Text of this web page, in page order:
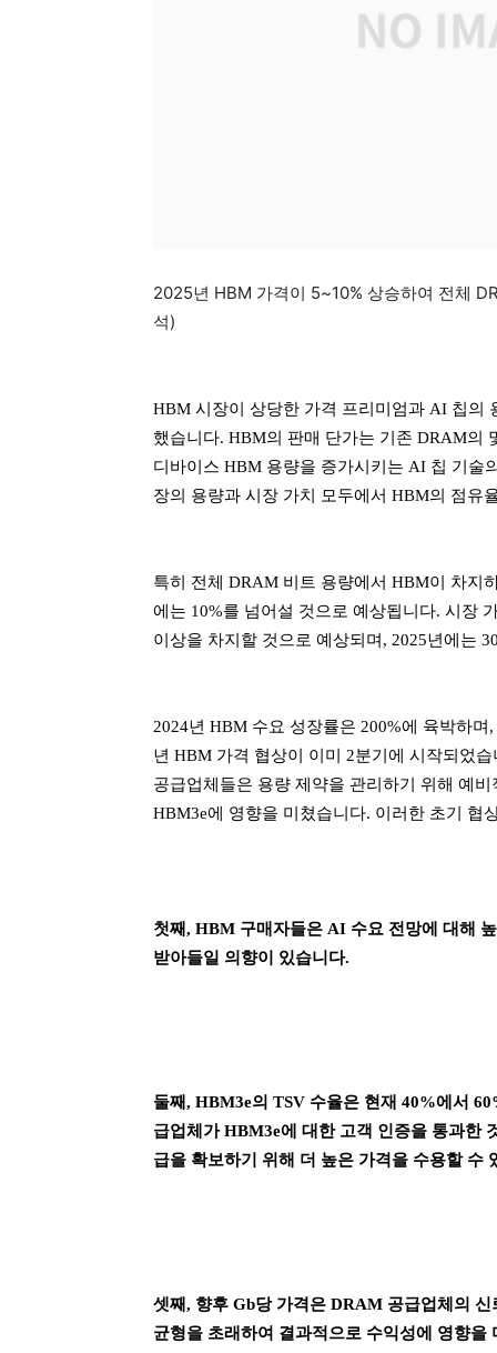
2025년 HBM 가격이 5~10% 상승하여 전체
석)
HBM 시장이 상당한 가격 프리미엄과 AI 칩의
했습니다. HBM의 판매 단가는 기존 DRAM의
디바이스 HBM 용량을 증가시키는 AI 칩 기술
장의 용량과 시장 가치 모두에서 HBM의 점유
특히 전체 DRAM 비트 용량에서 HBM이 차지
에는 10%를 넘어설 것으로 예상됩니다. 시장
이상을 차지할 것으로 예상되며, 2025년에는
2024년 HBM 수요 성장률은 200%에 육박하
년 HBM 가격 협상이 이미 2분기에 시작되었
공급업체들은 용량 제약을 관리하기 위해 예
HBM3e에 영향을 미쳤습니다. 이러한 초기 협
첫째, HBM 구매자들은 AI 수요 전망에 대해
받아들일 의향이 있습니다.
둘째, HBM3e의 TSV 수율은 현재 40%에서
급업체가 HBM3e에 대한 고객 인증을 통과한
급을 확보하기 위해 더 높은 가격을 수용할 수
셋째, 향후 Gb당 가격은 DRAM 공급업체의
균형을 초래하여 결과적으로 수익성에 영향을